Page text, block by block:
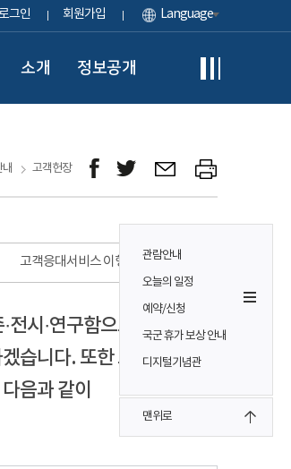
그인 회원가입 Language
소개 정보공개
관람안내
오늘의 일정
예약/신청
국군 휴가 보상 안내
디지털기념관
맨위로
고객헌장
고객응대서비스 이행 표준
전시·연구함으로써
습니다. 또한 모든
음과 같이